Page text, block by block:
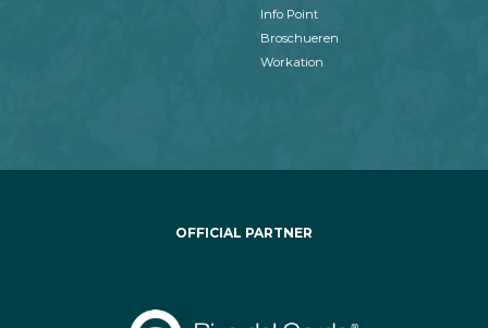
Info Point
Broschueren
Workation
OFFICIAL PARTNER